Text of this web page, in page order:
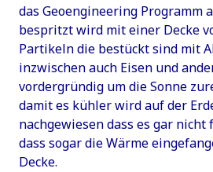
das Geoengineering Programm
bespritzt wird mit einer Decke
Partikeln die bestückt sind mit
inzwischen auch Eisen und
vordergründig um die Sonne
damit es kühler wird auf der
nachgewiesen dass es gar
dass sogar die Wärme
Decke.